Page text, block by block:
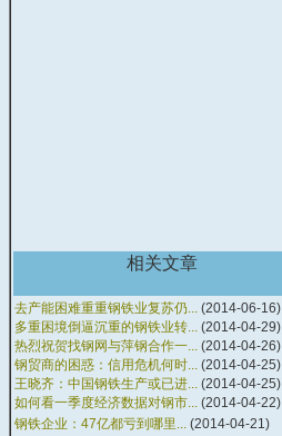
相关文章
去产能困难重重钢铁业复苏仍... (2014-06-16)
多重困境倒逼沉重的钢铁业转... (2014-04-29)
热烈祝贺找钢网与萍钢合作一... (2014-04-26)
钢贸商的困惑：信用危机何时... (2014-04-25)
王晓齐：中国钢铁生产或已进... (2014-04-25)
如何看一季度经济数据对钢市... (2014-04-22)
钢铁企业：47亿都亏到哪里... (2014-04-21)